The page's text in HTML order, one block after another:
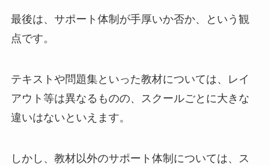
最後は、サポート体制が手厚いか否か、という観
点です。
テキストや問題集といった教材については、レイ
アウト等は異なるものの、スクールごとに大きな
違いはないといえます。
しかし、教材以外のサポート体制については、ス